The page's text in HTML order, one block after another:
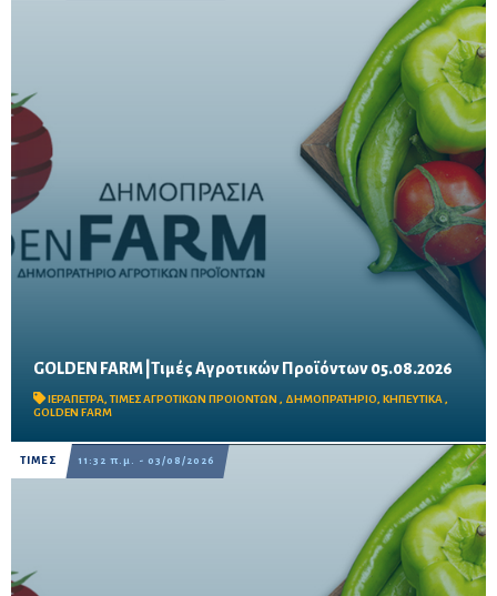
GOLDEN FARM |Τιμές Αγροτικών Προϊόντων 05.08.2026
ΙΕΡΑΠΕΤΡΑ,ΤΙΜΕΣ ΑΓΡΟΤΙΚΩΝ ΠΡΟΙΟΝΤΩΝ , ΔΗΜΟΠΡΑΤΗΡΙΟ, ΚΗΠΕΥΤΙΚΑ ,
GOLDEN FARM
ΤΙΜΕΣ 11:32 π.μ. - 03/08/2026